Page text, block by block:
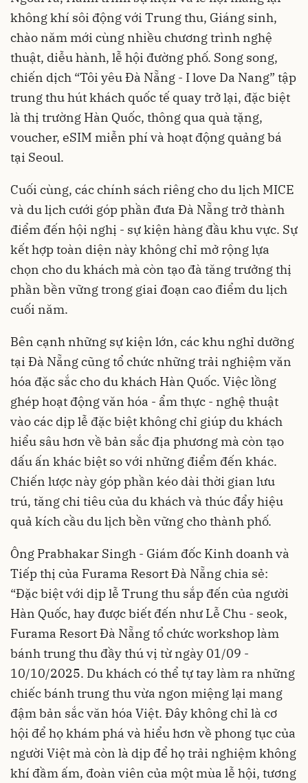
không khí sôi động với Trung thu, Giáng sinh,
chào năm mới cùng nhiều chương trình nghệ
thuật, diễu hành, lễ hội đường phố. Song song,
chiến dịch “Tôi yêu Đà Nẵng - I love Da Nang” tập
trung thu hút khách quốc tế quay trở lại, đặc biệt
là thị trường Hàn Quốc, thông qua quà tặng,
voucher, eSIM miễn phí và hoạt động quảng bá
tại Seoul.
Cuối cùng, các chính sách riêng cho du lịch MICE
và du lịch cưới góp phần đưa Đà Nẵng trở thành
điểm đến hội nghị - sự kiện hàng đầu khu vực. Sự
kết hợp toàn diện này không chỉ mở rộng lựa
chọn cho du khách mà còn tạo đà tăng trưởng thị
phần bền vững trong giai đoạn cao điểm du lịch
cuối năm.
Bên cạnh những sự kiện lớn, các khu nghỉ dưỡng
tại Đà Nẵng cũng tổ chức những trải nghiệm văn
hóa đặc sắc cho du khách Hàn Quốc. Việc lồng
ghép hoạt động văn hóa - ẩm thực - nghệ thuật
vào các dịp lễ đặc biệt không chỉ giúp du khách
hiểu sâu hơn về bản sắc địa phương mà còn tạo
dấu ấn khác biệt so với những điểm đến khác.
Chiến lược này góp phần kéo dài thời gian lưu
trú, tăng chi tiêu của du khách và thúc đẩy hiệu
quả kích cầu du lịch bền vững cho thành phố.
Ông Prabhakar Singh - Giám đốc Kinh doanh và
Tiếp thị của Furama Resort Đà Nẵng chia sẻ:
“Đặc biệt với dịp lễ Trung thu sắp đến của người
Hàn Quốc, hay được biết đến như Lễ Chu - seok,
Furama Resort Đà Nẵng tổ chức workshop làm
bánh trung thu đầy thú vị từ ngày 01/09 -
10/10/2025. Du khách có thể tự tay làm ra những
chiếc bánh trung thu vừa ngon miệng lại mang
đậm bản sắc văn hóa Việt. Đây không chỉ là cơ
hội để họ khám phá và hiểu hơn về phong tục của
người Việt mà còn là dịp để họ trải nghiệm không
khí đầm ấm, đoàn viên của một mùa lễ hội, tương